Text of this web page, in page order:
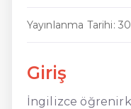
Yayınlanma Tarihi:
Giriş
İngilizce